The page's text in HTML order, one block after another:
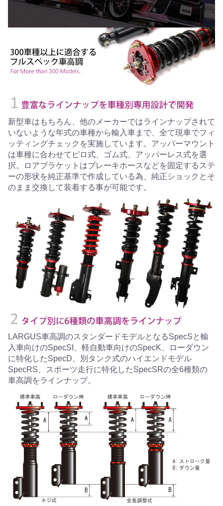
新型車はもちろん、他のメーカーではラインナップされて
いないような年式の車種から輸入車まで、全て現車でフィ
ッティングチェックを実施しています。アッパーマウント
は車種に合わせてピロ式、ゴム式、アッパーレス式を選
択。ロアブラケットはブレーキホースなどを固定するステ
ーの形状を純正基準で作成している為、純正ショックとそ
のまま交換して装着する事が可能です。
LARGUS車高調のスタンダードモデルとなるSpecSと輸
入車向けのSpecSI、軽自動車向けのSpecK、ローダウン
に特化したSpecD、別タンク式のハイエンドモデル
SpecRS、スポーツ走行に特化したSpecSRの全6種類の
車高調をラインナップ。